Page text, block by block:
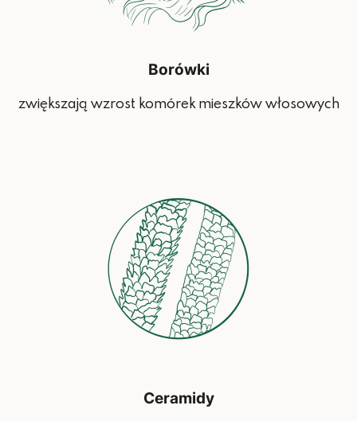
Borówki
zwiększają wzrost komórek mieszków włosowych
Ceramidy